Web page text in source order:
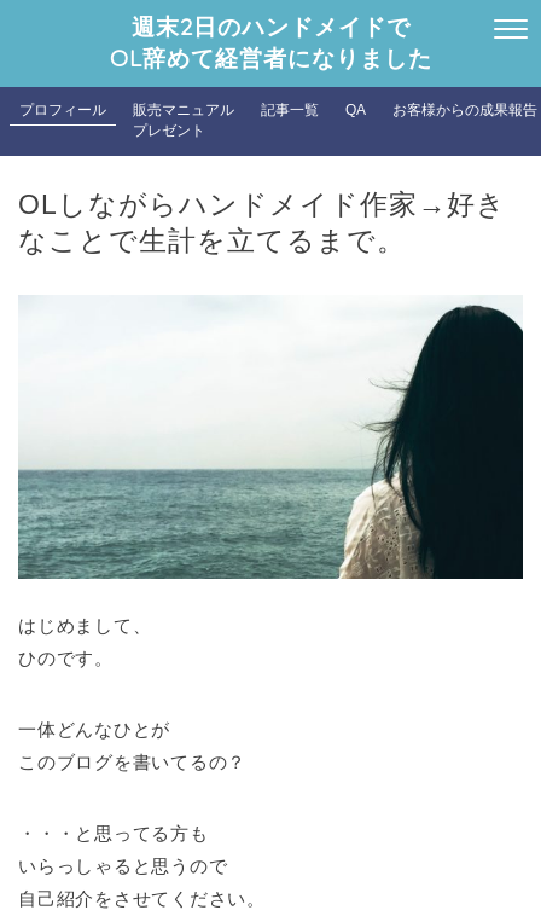
週末2日のハンドメイドで
OL辞めて経営者になりました
プロフィール
販売マニュアル
プレゼント
記事一覧 QA お客様からの成果報告
OLしながらハンドメイド作家→好き
なことで生計を立てるまで。
はじめまして、
ひのです。
一体どんなひとが
このブログを書いてるの？
・・・と思ってる方も
いらっしゃると思うので
自己紹介をさせてください。